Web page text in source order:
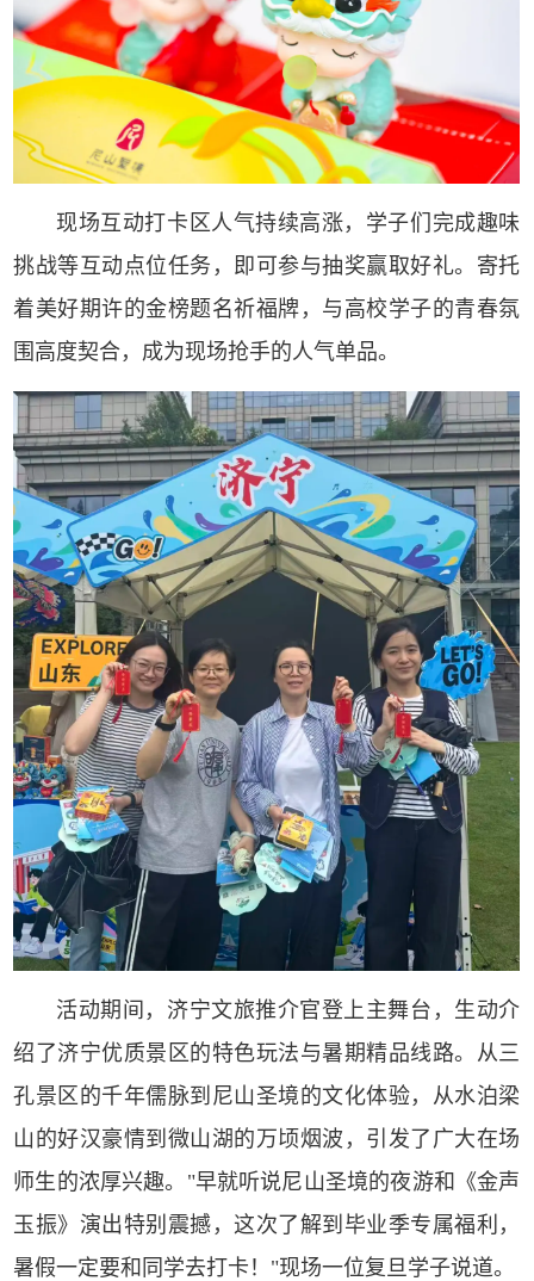
现场互动打卡区人气持续高涨，学子们完成趣味
挑战等互动点位任务，即可参与抽奖赢取好礼。寄托
着美好期许的金榜题名祈福牌，与高校学子的青春氛
围高度契合，成为现场抢手的人气单品。
活动期间，济宁文旅推介官登上主舞台，生动介
绍了济宁优质景区的特色玩法与暑期精品线路。从三
孔景区的千年儒脉到尼山圣境的文化体验，从水泊梁
山的好汉豪情到微山湖的万顷烟波，引发了广大在场
师生的浓厚兴趣。"早就听说尼山圣境的夜游和《金声
玉振》演出特别震撼，这次了解到毕业季专属福利，
暑假一定要和同学去打卡！"现场一位复旦学子说道。